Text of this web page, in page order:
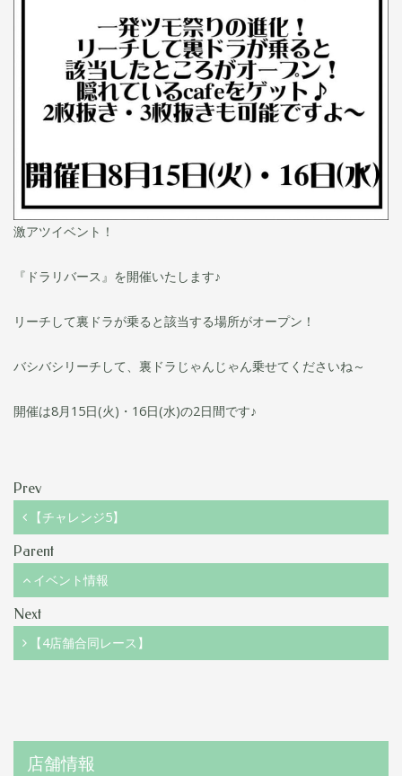
激アツイベント！
『ドラリバース』を開催いたします♪
リーチして裏ドラが乗ると該当する場所がオープン！
バシバシリーチして、裏ドラじゃんじゃん乗せてくださいね～
開催は8月15日(火)・16日(水)の2日間です♪
Prev
【チャレンジ5】
Parent
イベント情報
Next
【4店舗合同レース】
店舗情報